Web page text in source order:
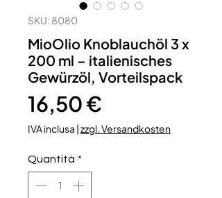
SKU: 8080
MioOlio Knoblauchöl 3 x
200 ml – italienisches
Gewürzöl, Vorteilspack
16,50 €
IVA inclusa |zzgl. Versandkosten
Quantità *